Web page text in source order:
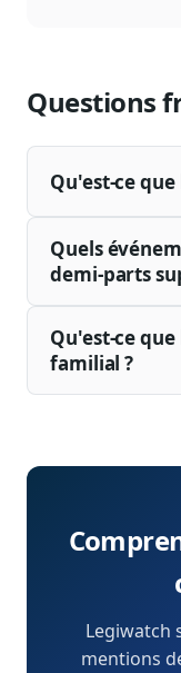
Questions
Qu'est-ce
Quels
demi-parts
Qu'est-ce
familial ?
Legiwatch
mentions